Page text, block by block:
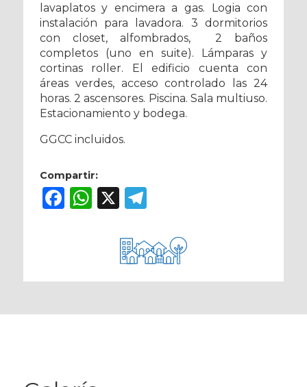
lavaplatos y encimera a gas. Logia con
instalación para lavadora. 3 dormitorios
con closet, alfombrados, 2 baños
completos (uno en suite). Lámparas y
cortinas roller. El edificio cuenta con
áreas verdes, acceso controlado las 24
horas. 2 ascensores. Piscina. Sala multiuso.
Estacionamiento y bodega.
GGCC incluidos.
Compartir:
Facebook
WhatsApp
X Telegram